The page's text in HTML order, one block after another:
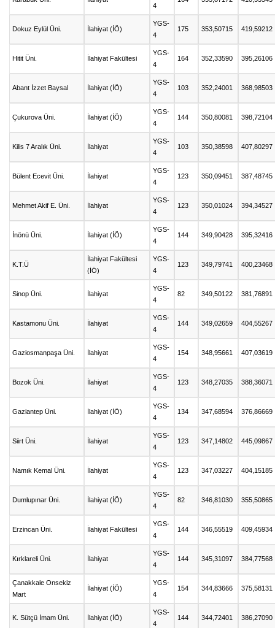
4
Dokuz Eylül Üni. İlahiyat (İÖ)
YGS-
4
175 353,50715 419,59212
Hitit Üni. İlahiyat Fakültesi
YGS-
4
164 352,33590 395,26106
Abant İzzet Baysal İlahiyat (İÖ)
YGS-
4
103 352,24001 368,98503
Çukurova Üni. İlahiyat (İÖ)
YGS-
4
144 350,80081 398,72104
Kilis 7 Aralık Üni. İlahiyat
YGS-
4
103 350,38598 407,80297
Bülent Ecevit Üni. İlahiyat
YGS-
4
123 350,09451 387,48745
Mehmet Akif E. Üni. İlahiyat
YGS-
4
123 350,01024 394,34527
İnönü Üni. İlahiyat (İÖ)
YGS-
4
144 349,90428 395,32416
K.T.Ü
İlahiyat Fakültesi
(İÖ)
YGS-
4
123 349,79741 400,23468
Sinop Üni. İlahiyat
YGS-
4
82 349,50122 381,76891
Kastamonu Üni. İlahiyat
YGS-
4
144 349,02659 404,55267
Gaziosmanpaşa Üni. İlahiyat
YGS-
4
154 348,95661 407,03619
Bozok Üni. İlahiyat
YGS-
4
123 348,27035 388,36071
Gaziantep Üni. İlahiyat (İÖ)
YGS-
4
134 347,68594 376,86669
Siirt Üni. İlahiyat
YGS-
4
123 347,14802 445,09867
Namık Kemal Üni. İlahiyat
YGS-
4
123 347,03227 404,15185
Dumlupınar Üni. İlahiyat (İÖ)
YGS-
4
82 346,81030 355,50865
Erzincan Üni. İlahiyat Fakültesi
YGS-
4
144 346,55519 409,45934
Kırklareli Üni. İlahiyat
YGS-
4
144 345,31097 384,77568
Çanakkale Onsekiz
Mart
İlahiyat (İÖ)
YGS-
4
154 344,83666 375,58131
K. Sütçü İmam Üni. İlahiyat (İÖ)
YGS-
4
144 344,72401 386,27090